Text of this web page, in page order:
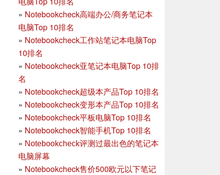
» Notebookcheck高端办公/商务笔记本
电脑Top 10排名
» Notebookcheck工作站笔记本电脑Top
10排名
» Notebookcheck亚笔记本电脑Top 10排
名
» Notebookcheck超级本产品Top 10排名
» Notebookcheck变形本产品Top 10排名
» Notebookcheck平板电脑Top 10排名
» Notebookcheck智能手机Top 10排名
» Notebookcheck评测过最出色的笔记本
电脑屏幕
» Notebookcheck售价500欧元以下笔记